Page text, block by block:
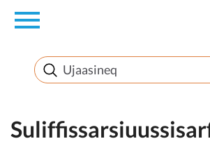
en
Innuttaasunut
Inuussutissarsiorneq